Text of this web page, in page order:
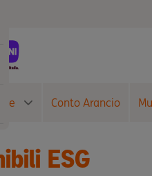
Conto Arancio
ESG